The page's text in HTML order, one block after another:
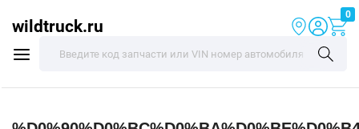
wildtruck.ru
0